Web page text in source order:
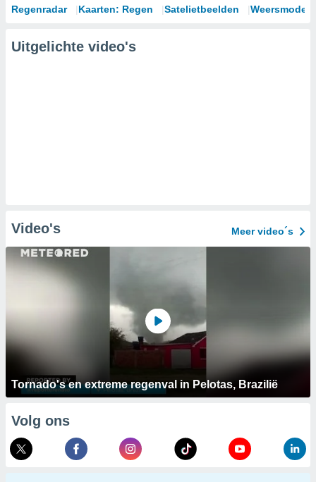
Regenradar Kaarten: Regen Satelietbeelden
Uitgelichte video's
Video's Meer video´s
Tornado's en extreme regenval in Pelotas, Brazilië
Volg ons